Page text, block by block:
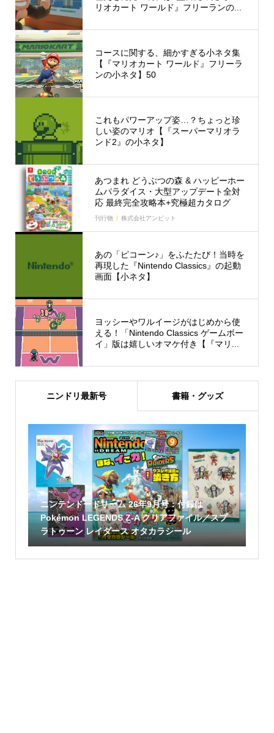
リオカート ワールド』フリーランの...
コースに関する、細かすぎる小ネタ集
【『マリオカート ワールド』フリーラ
ンの小ネタ】50
これもパワーアップ姿…？ちょっと珍
しい姿のマリオ【『スーパーマリオラ
ンド2』の小ネタ】
あつまれ どうぶつの森 & ハッピーホー
ムパラダイス・大型アップデート全対
応 最終完全攻略本+究極超カタログ
刊行物 株式会社アンビット
あの「ピコーン♪」をふたたび！当時を
再現した『Nintendo Classics』の起動
画面【小ネタ】
ヨッシーやワルイージがはじめから使
える！「Nintendo Classics ゲームボー
イ」版は嬉しいオマケ付き【『マリ...
ニンドリ最新号 書籍・グッズ
ニンテンドードリーム 26年9月号：付録は
Pokémon LEGENDS Z-A クリアファイル／スプ
ラトゥーン レイダース オタカラシール